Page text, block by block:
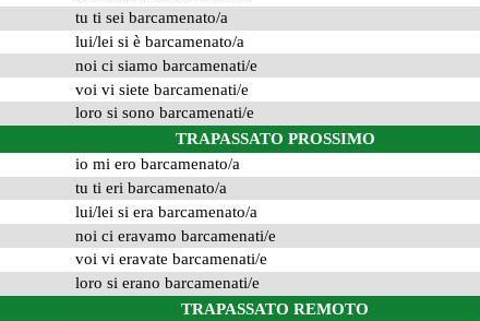
tu ti sei barcamenato/a
lui/lei si è barcamenato/a
noi ci siamo barcamenati/e
voi vi siete barcamenati/e
loro si sono barcamenati/e
TRAPASSATO PROSSIMO
io mi ero barcamenato/a
tu ti eri barcamenato/a
lui/lei si era barcamenato/a
noi ci eravamo barcamenati/e
voi vi eravate barcamenati/e
loro si erano barcamenati/e
TRAPASSATO REMOTO